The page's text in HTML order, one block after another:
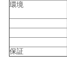
環境
保証